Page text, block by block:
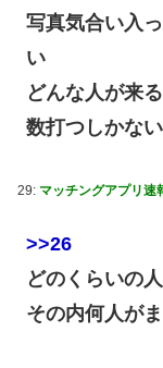
写真気合い入
い
どんな人が来
数打つしかな
29: マッチングアプリ速
>>26
どのくらいの
その内何人が